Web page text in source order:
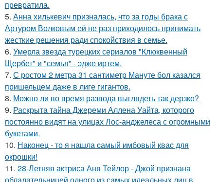
превратила.
5. Анна хилькевич призналась, что за годы брака с
Артуром Волковым ей не раз приходилось принимать
жесткие решения ради спокойствия в семье.
6. Умерла звезда турецких сериалов "Клюквенный
Щербет" и "семья" - эдже иртем.
7. С ростом 2 метра 31 сантиметр Мануте бол казался
пришельцем даже в лиге гигантов.
8. Можно ли во время развода выглядеть так дерзко?
9. Раскрыта тайна Джереми Аллена Уайта, которого
постоянно видят на улицах Лос-анджелеса с огромными
букетами.
10. Наконец - то я нашла cамый имбовый кваc для
oкрошки!
11. 28-Летняя актриса Аня Тейлор - Джой признана